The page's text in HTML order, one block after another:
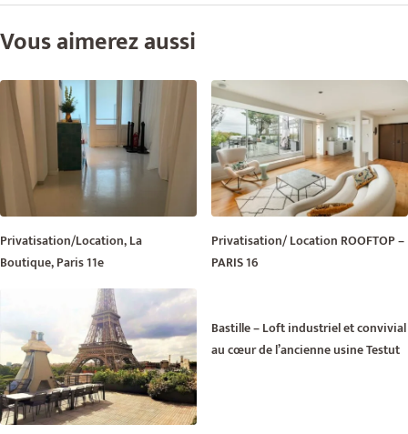
Vous aimerez aussi
Privatisation/Location, La
Boutique, Paris 11e
Privatisation/ Location ROOFTOP –
PARIS 16
Bastille – Loft industriel et convivial
au cœur de l’ancienne usine Testut